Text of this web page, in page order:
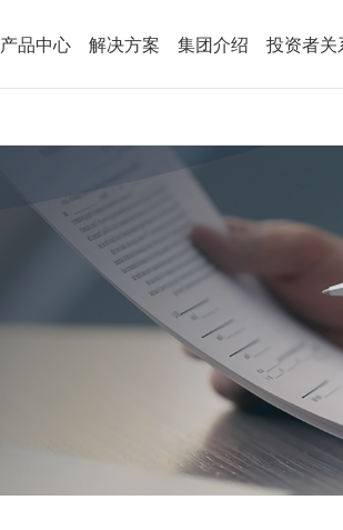
产品中心 解决方案 集团介绍 投资者关